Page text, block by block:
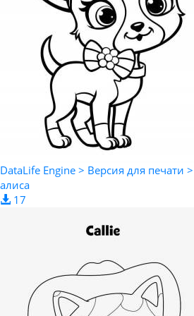
DataLife Engine > Версия для печати
алиса
17